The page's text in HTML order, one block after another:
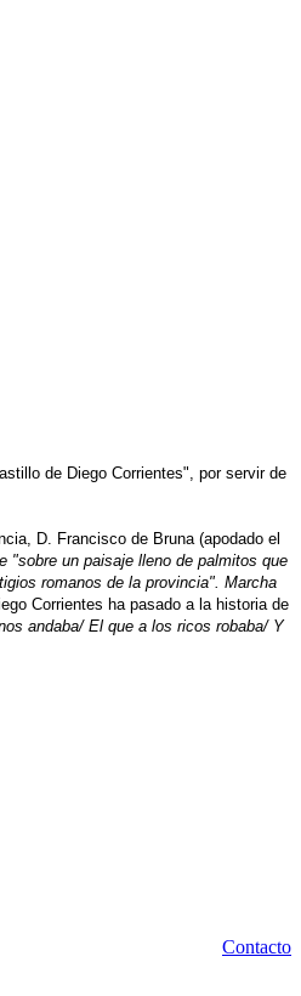
de Diego Corrientes", por servir de
D. Francisco de Bruna (apodado el
"sobre un paisaje lleno de palmitos que
romanos de la provincia". Marcha
Corrientes ha pasado a la historia de
andaba/ El que a los ricos robaba/ Y
Contacto